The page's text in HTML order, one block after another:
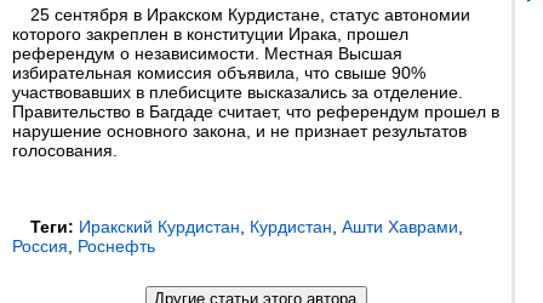
25 сентября в Иракском Курдистане, статус автономии
которого закреплен в конституции Ирака, прошел
референдум о независимости. Местная Высшая
избирательная комиссия объявила, что свыше 90%
участвовавших в плебисците высказались за отделение.
Правительство в Багдаде считает, что референдум прошел в
нарушение основного закона, и не признает результатов
голосования.
Теги: Иракский Курдистан Курдистан Ашти Хаврами
Россия
Роснефть